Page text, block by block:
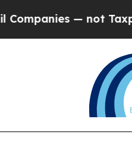
— not Taxpayers